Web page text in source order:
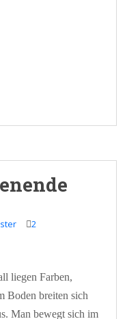
2
liegen Farben,
Boden breiten sich
Man bewegt sich im